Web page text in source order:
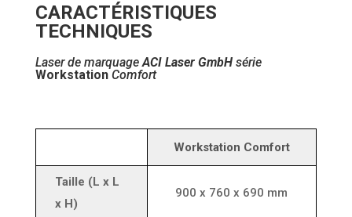
CARACTÉRISTIQUES
TECHNIQUES
Laser de marquage ACI Laser GmbHsérie
Workstation Comfort
Workstation Comfort
Taille (L x L
x H)
900 x 760 x 690 mm